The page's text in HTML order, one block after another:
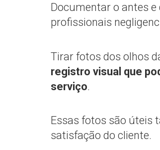
Documentar o antes
profissionais
Tirar fotos dos olhos
registro visual que
serviço.
Essas fotos são úteis
satisfação do cliente.